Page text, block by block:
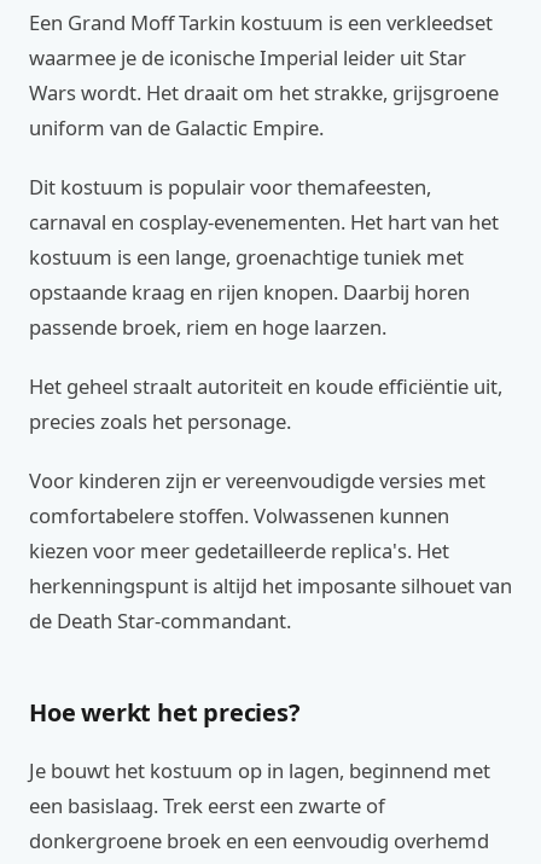
Een Grand Moff Tarkin kostuum is een verkleedset
waarmee je de iconische Imperial leider uit Star
Wars wordt. Het draait om het strakke, grijsgroene
uniform van de Galactic Empire.
Dit kostuum is populair voor themafeesten,
carnaval en cosplay-evenementen. Het hart van het
kostuum is een lange, groenachtige tuniek met
opstaande kraag en rijen knopen. Daarbij horen
passende broek, riem en hoge laarzen.
Het geheel straalt autoriteit en koude efficiëntie uit,
precies zoals het personage.
Voor kinderen zijn er vereenvoudigde versies met
comfortabelere stoffen. Volwassenen kunnen
kiezen voor meer gedetailleerde replica's. Het
herkenningspunt is altijd het imposante silhouet van
de Death Star-commandant.
Hoe werkt het precies?
Je bouwt het kostuum op in lagen, beginnend met
een basislaag. Trek eerst een zwarte of
donkergroene broek en een eenvoudig overhemd